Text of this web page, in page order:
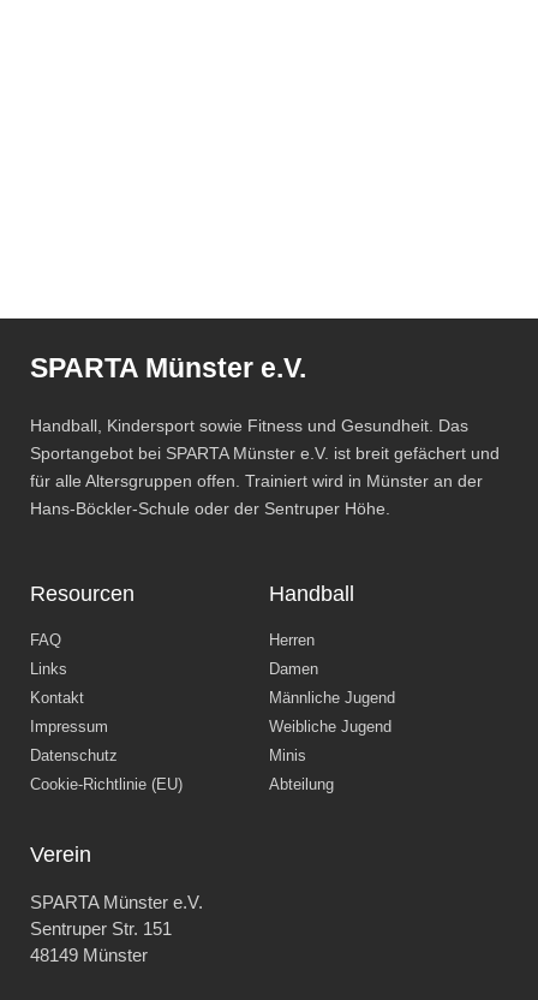
SPARTA Münster e.V.
Handball, Kindersport sowie Fitness und Gesundheit. Das
Sportangebot bei SPARTA Münster e.V. ist breit gefächert und
für alle Altersgruppen offen. Trainiert wird in Münster an der
Hans-Böckler-Schule oder der Sentruper Höhe.
Resourcen
FAQ
Links
Kontakt
Impressum
Datenschutz
Cookie-Richtlinie (EU)
Handball
Herren
Damen
Männliche Jugend
Weibliche Jugend
Minis
Abteilung
Verein
SPARTA Münster e.V.
Sentruper Str. 151
48149 Münster